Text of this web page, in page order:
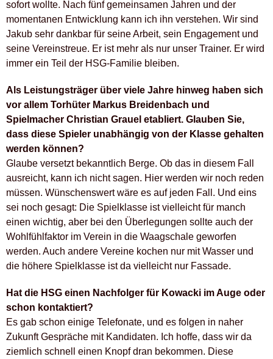
sofort wollte. Nach fünf gemeinsamen Jahren und der
momentanen Entwicklung kann ich ihn verstehen. Wir sind
Jakub sehr dankbar für seine Arbeit, sein Engagement und
seine Vereinstreue. Er ist mehr als nur unser Trainer. Er wird
immer ein Teil der HSG-Familie bleiben.
Als Leistungsträger über viele Jahre hinweg haben sich
vor allem Torhüter Markus Breidenbach und
Spielmacher Christian Grauel etabliert. Glauben Sie,
dass diese Spieler unabhängig von der Klasse gehalten
werden können?
Glaube versetzt bekanntlich Berge. Ob das in diesem Fall
ausreicht, kann ich nicht sagen. Hier werden wir noch reden
müssen. Wünschenswert wäre es auf jeden Fall. Und eins
sei noch gesagt: Die Spielklasse ist vielleicht für manch
einen wichtig, aber bei den Überlegungen sollte auch der
Wohlfühlfaktor im Verein in die Waagschale geworfen
werden. Auch andere Vereine kochen nur mit Wasser und
die höhere Spielklasse ist da vielleicht nur Fassade.
Hat die HSG einen Nachfolger für Kowacki im Auge oder
schon kontaktiert?
Es gab schon einige Telefonate, und es folgen in naher
Zukunft Gespräche mit Kandidaten. Ich hoffe, dass wir da
ziemlich schnell einen Knopf dran bekommen. Diese